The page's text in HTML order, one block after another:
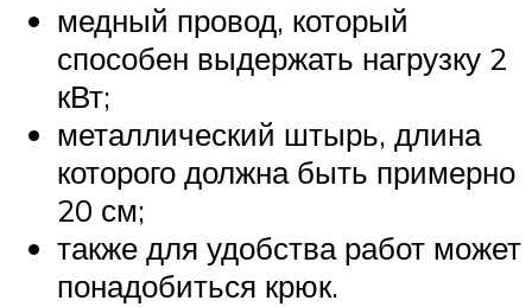
медный провод, который
способен выдержать нагрузку 2
кВт;
металлический штырь, длина
которого должна быть примерно
20 см;
также для удобства работ может
понадобиться крюк.